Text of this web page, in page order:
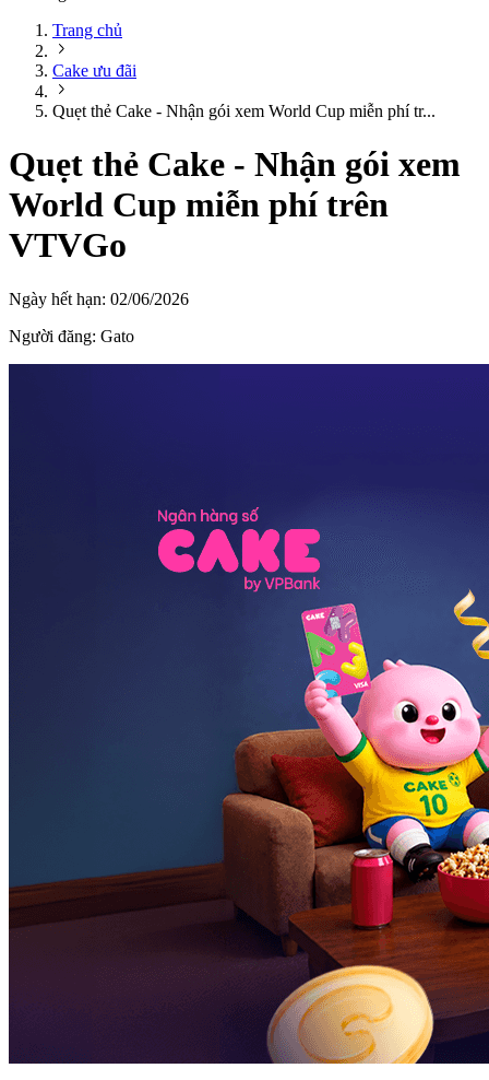
Trang chủ
Cake ưu đãi
Quẹt thẻ Cake - Nhận gói xem World Cup miễn phí tr...
Quẹt thẻ Cake - Nhận gói xem
World Cup miễn phí trên
VTVGo
Ngày hết hạn: 02/06/2026
Người đăng: Gato